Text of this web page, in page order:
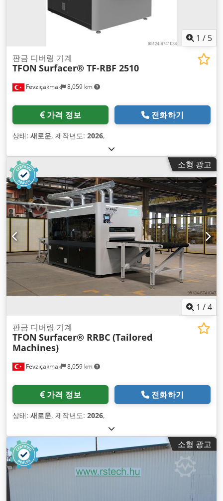
1 / 5
Fevziçakmak 8,059 km
판금 디버링 기계
TFON Surfacer® TF-RBF 2510
가격 정보 전화하기
상태: 새로운, 제작년도: 2026,
소형 광고
1 /4
Fevziçakmak 8,059 km
판금 디버링 기계
TFON Surfacer® RRBC (Tailored
Machines)
가격 정보 전화하기
상태: 새로운, 제작년도: 2026,
소형 광고